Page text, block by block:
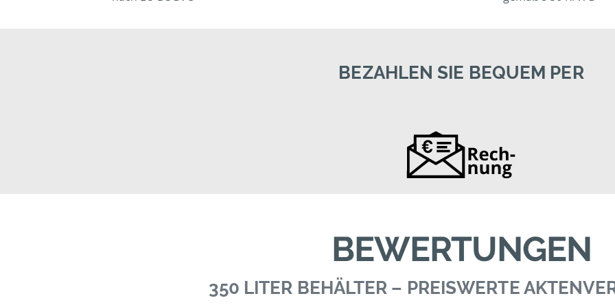
BEZAHLEN SIE BEQUEM PER
BEWERTUNGEN
350 LITER BEHÄLTER – PREISWERTE